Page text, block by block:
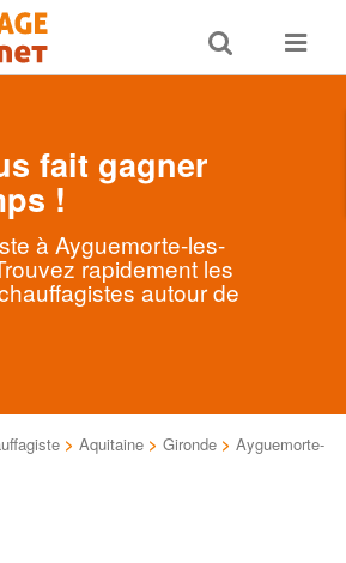
Toggle
search
Toggle
fait gagner
!
à Ayguemorte-les-
rapidement les
autour de
> Aquitaine > Gironde > Ayguemorte-